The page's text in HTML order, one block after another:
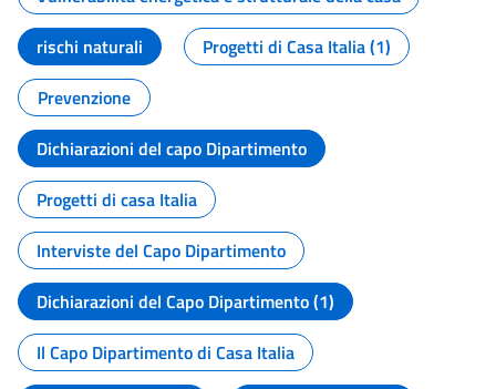
rischi naturali
Progetti di Casa Italia (1)
Prevenzione
Dichiarazioni del capo Dipartimento
Progetti di casa Italia
Interviste del Capo Dipartimento
Dichiarazioni del Capo Dipartimento (1)
Il Capo Dipartimento di Casa Italia